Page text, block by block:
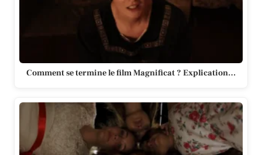
Comment se termine le film Magnificat ? Explication…